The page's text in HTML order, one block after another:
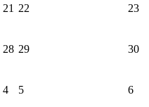
21 22 23
28 29 30
4 5 6